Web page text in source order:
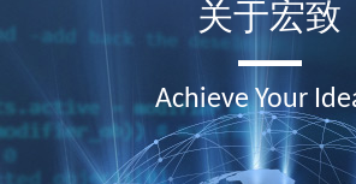
关于宏致
Achieve Your